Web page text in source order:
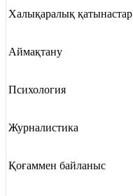
Халықаралық қатынастар
Аймақтану
Психология
Журналистика
Қоғаммен байланыс